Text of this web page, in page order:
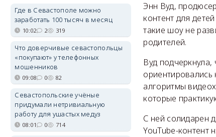
Энн Вуд,
контент для
такие шоу не
родителей.
Вуд подчеркнула,
алгоритмы
которые
С ней солидарен
YouTube-контент
Где в Севастополе можно
заработать 100 тысяч в месяц
10:02 2 319
Что доверчивые севастопольцы
«покупают» у телефонных
мошенников
09:08 0 82
Севастопольские учёные
придумали нетривиальную
работу для ушастых медуз
08:01 0 714